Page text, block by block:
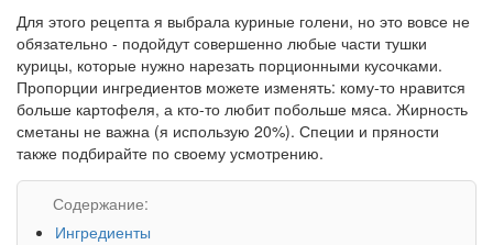
Для этого рецепта я выбрала куриные голени, но это вовсе не
обязательно - подойдут совершенно любые части тушки
курицы, которые нужно нарезать порционными кусочками.
Пропорции ингредиентов можете изменять: кому-то нравится
больше картофеля, а кто-то любит побольше мяса. Жирность
сметаны не важна (я использую 20%). Специи и пряности
также подбирайте по своему усмотрению.
Содержание:
Ингредиенты